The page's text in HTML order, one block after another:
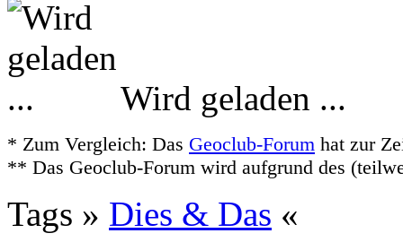
Wird geladen ...
* Zum Vergleich: Das Geoclub-Forum hat zur
** Das Geoclub-Forum wird aufgrund des
Tags » Dies & Das «